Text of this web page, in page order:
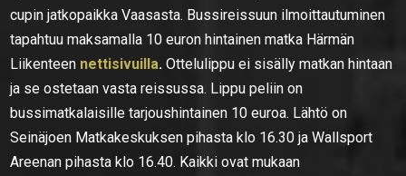
cupin jatkopaikka Vaasasta. Bussireissuun ilmoittautuminen
tapahtuu maksamalla 10 euron hintainen matka Härmän
Liikenteen nettisivuilla. Ottelulippu ei sisälly matkan hintaan
ja se ostetaan vasta reissussa. Lippu peliin on
bussimatkalaisille tarjoushintainen 10 euroa. Lähtö on
Seinäjoen Matkakeskuksen pihasta klo 16.30 ja Wallsport
Areenan pihasta klo 16.40. Kaikki ovat mukaan